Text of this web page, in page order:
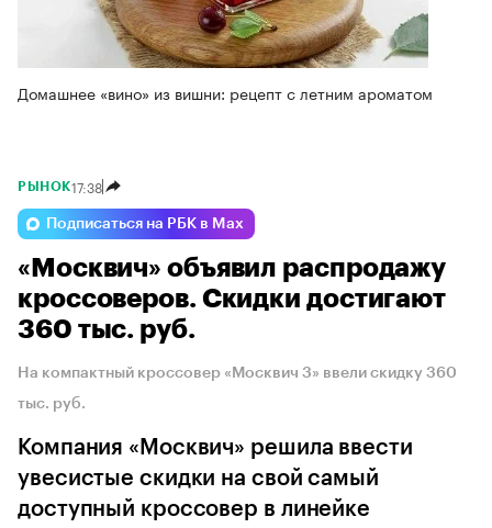
Домашнее «вино» из вишни: рецепт с летним ароматом
РЫНОК17:38
Подписаться на РБК в Max
«Москвич» объявил распродажу
кроссоверов. Скидки достигают
360 тыс. руб.
На компактный кроссовер «Москвич 3» ввели скидку 360
тыс. руб.
Компания «Москвич» решила ввести
увесистые скидки на свой самый
доступный кроссовер в линейке